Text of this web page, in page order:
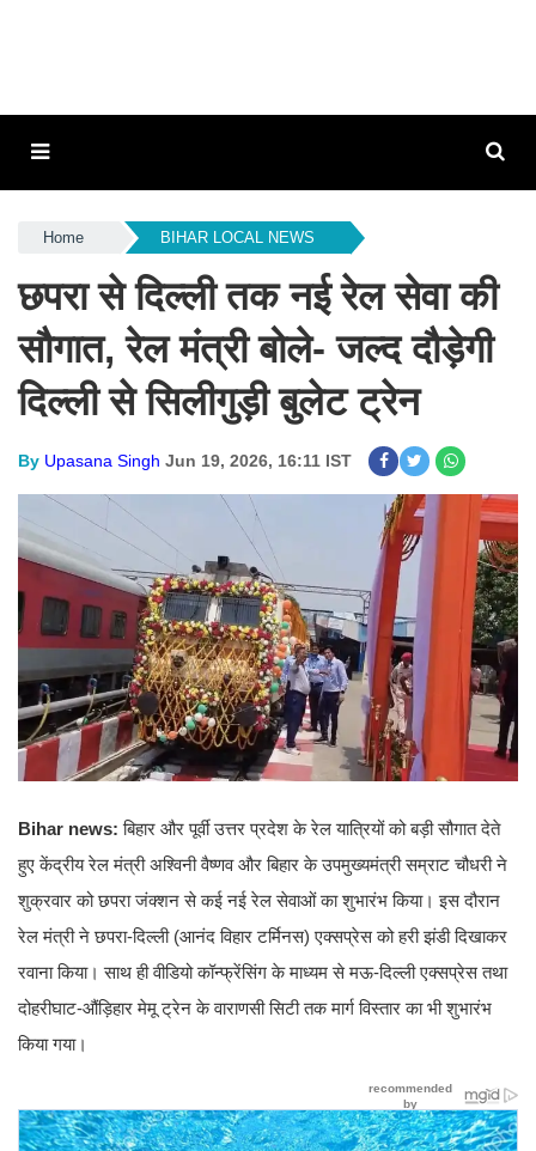
Home BIHAR LOCAL NEWS
छपरा से दिल्ली तक नई रेल सेवा की
सौगात, रेल मंत्री बोले- जल्द दौड़ेगी
दिल्ली से सिलीगुड़ी बुलेट ट्रेन
By Upasana Singh Jun 19, 2026, 16:11 IST
Bihar news:बिहार और पूर्वी उत्तर प्रदेश के रेल यात्रियों को बड़ी सौगात देते
हुए केंद्रीय रेल मंत्री अश्विनी वैष्णव और बिहार के उपमुख्यमंत्री सम्राट चौधरी ने
शुक्रवार को छपरा जंक्शन से कई नई रेल सेवाओं का शुभारंभ किया। इस दौरान
रेल मंत्री ने छपरा-दिल्ली (आनंद विहार टर्मिनस) एक्सप्रेस को हरी झंडी दिखाकर
रवाना किया। साथ ही वीडियो कॉन्फ्रेंसिंग के माध्यम से मऊ-दिल्ली एक्सप्रेस तथा
दोहरीघाट-औंड़िहार मेमू ट्रेन के वाराणसी सिटी तक मार्ग विस्तार का भी शुभारंभ
किया गया।